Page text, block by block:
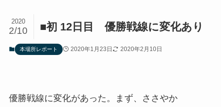
■初 12日目 優勝戦線に変化あり
2020
2/10
本場所レポート 2020年1月23日 2020年2月10日
優勝戦線に変化があった。まず、ささやか